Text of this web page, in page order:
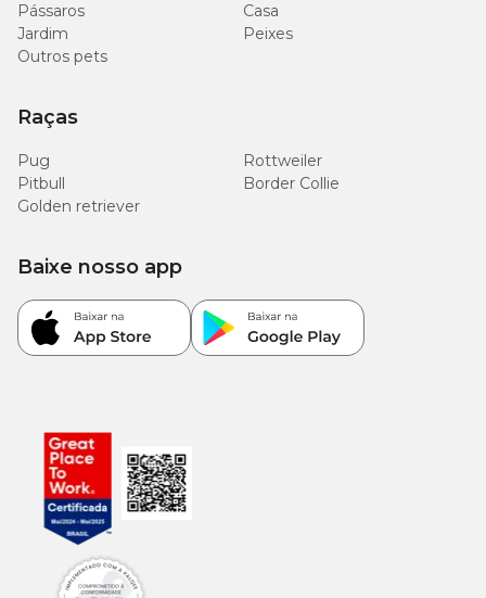
Pássaros
Casa
Jardim
Peixes
Outros pets
Raças
Pug
Rottweiler
Pitbull
Border Collie
Golden retriever
Baixe nosso app